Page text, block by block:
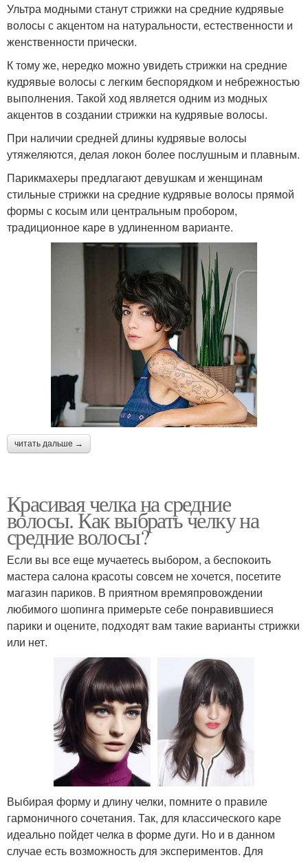
Ультра модными станут стрижки на средние кудрявые
волосы с акцентом на натуральности, естественности и
женственности прически.
К тому же, нередко можно увидеть стрижки на средние
кудрявые волосы с легким беспорядком и небрежностью
выполнения. Такой ход является одним из модных
акцентов в создании стрижки на кудрявые волосы.
При наличии средней длины кудрявые волосы
утяжеляются, делая локон более послушным и плавным.
Парикмахеры предлагают девушкам и женщинам
стильные стрижки на средние кудрявые волосы прямой
формы с косым или центральным пробором,
традиционное каре в удлиненном варианте.
читать дальше →
Красивая челка на средние
волосы. Как выбрать челку на
средние волосы?
Если вы все еще мучаетесь выбором, а беспокоить
мастера салона красоты совсем не хочется, посетите
магазин париков. В приятном времяпровождении
любимого шопинга примерьте себе понравившиеся
парики и оцените, подходят вам такие варианты стрижки
или нет.
Выбирая форму и длину челки, помните о правиле
гармоничного сочетания. Так, для классического каре
идеально пойдет челка в форме дуги. Но и в данном
случае есть возможность для экспериментов. Для